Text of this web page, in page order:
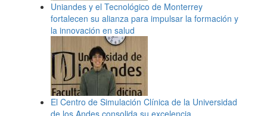
Uniandes y el Tecnológico de Monterrey
fortalecen su alianza para impulsar la formación y
la innovación en salud
El Centro de Simulación Clínica de la Universidad
de los Andes consolida su excelencia